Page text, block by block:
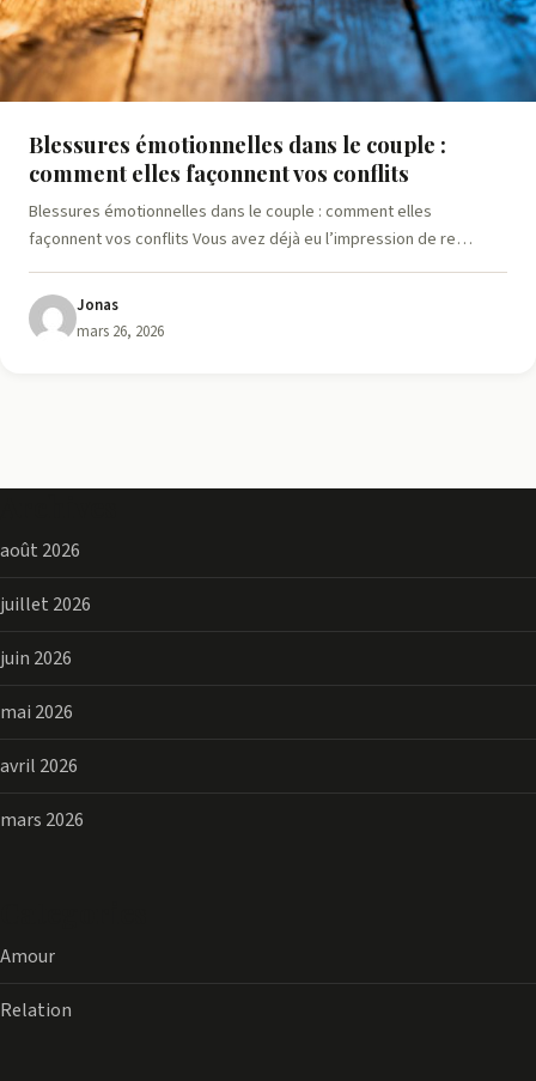
Blessures émotionnelles dans le couple :
comment elles façonnent vos conflits
Blessures émotionnelles dans le couple : comment elles
façonnent vos conflits Vous avez déjà eu l’impression de re…
Jonas
mars 26, 2026
août 2026
juillet 2026
juin 2026
mai 2026
avril 2026
mars 2026
Amour
Relation